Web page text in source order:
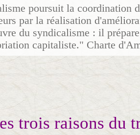
poursuit la coordination
par la réalisation
du syndicalisme : il
capitaliste." Charte
trois raisons du